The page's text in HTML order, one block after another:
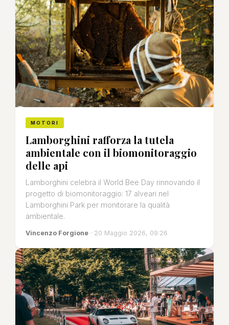
MOTORI
Lamborghini rafforza la tutela
ambientale con il biomonitoraggio
delle api
Lamborghini celebra il World Bee Day rinnovando il
progetto di biomonitoraggio: 17 alveari nel
Lamborghini Park per monitorare la qualità
ambientale.
Vincenzo Forgione · 20 Maggio 2026, 09:26